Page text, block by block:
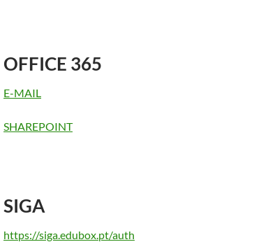
OFFICE 365
E-MAIL
SHAREPOINT
SIGA
https://siga.edubox.pt/auth